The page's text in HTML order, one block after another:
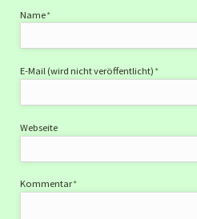
Pflichtfeld
Name*
Pflichtfeld
E-Mail (wird nicht veröffentlicht) *
Webseite
Pflichtfeld
Kommentar*